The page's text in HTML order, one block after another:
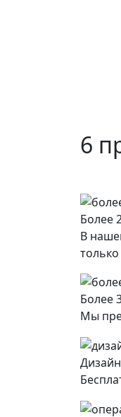
6
Более
В
Более
Мы